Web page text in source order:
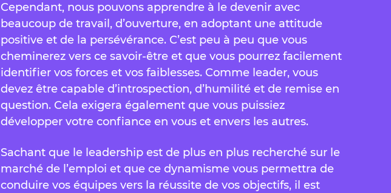
Cependant, nous pouvons apprendre à le devenir avec
beaucoup de travail, d’ouverture, en adoptant une attitude
positive et de la persévérance. C’est peu à peu que vous
cheminerez vers ce savoir-être et que vous pourrez facilement
identifier vos forces et vos faiblesses. Comme leader, vous
devez être capable d’introspection, d’humilité et de remise en
question. Cela exigera également que vous puissiez
développer votre confiance en vous et envers les autres.
Sachant que le leadership est de plus en plus recherché sur le
marché de l’emploi et que ce dynamisme vous permettra de
conduire vos équipes vers la réussite de vos objectifs, il est